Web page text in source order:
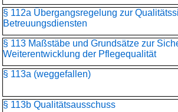
§ 112a Übergangsregelung zur
Betreuungsdiensten
§ 113 Maßstäbe und Grundsätze zur
Weiterentwicklung der Pflegequalität
§ 113a (weggefallen)
§ 113b Qualitätsausschuss